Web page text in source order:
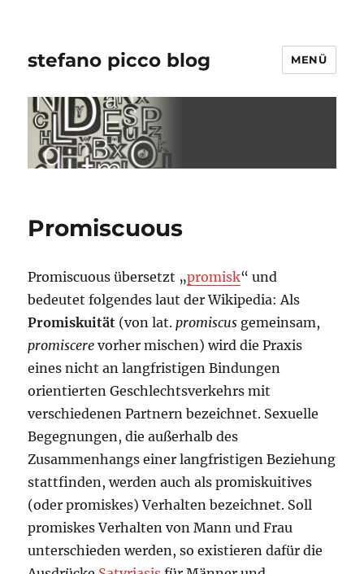
stefano picco blog MENÜ
Promiscuous
Promiscuous übersetzt „promisk“ und
bedeutet folgendes laut der Wikipedia: Als
Promiskuität (von lat.promiscus gemeinsam,
promiscere vorher mischen) wird die Praxis
eines nicht an langfristigen Bindungen
orientierten Geschlechtsverkehrs mit
verschiedenen Partnern bezeichnet. Sexuelle
Begegnungen, die außerhalb des
Zusammenhangs einer langfristigen Beziehung
stattfinden, werden auch als promiskuitives
(oder promiskes) Verhalten bezeichnet. Soll
promiskes Verhalten von Mann und Frau
unterschieden werden, so existieren dafür die